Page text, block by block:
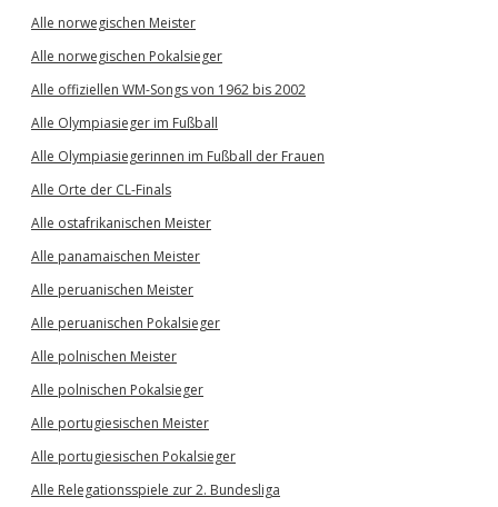
Alle norwegischen Meister
Alle norwegischen Pokalsieger
Alle offiziellen WM-Songs von 1962 bis 2002
Alle Olympiasieger im Fußball
Alle Olympiasiegerinnen im Fußball der Frauen
Alle Orte der CL-Finals
Alle ostafrikanischen Meister
Alle panamaischen Meister
Alle peruanischen Meister
Alle peruanischen Pokalsieger
Alle polnischen Meister
Alle polnischen Pokalsieger
Alle portugiesischen Meister
Alle portugiesischen Pokalsieger
Alle Relegationsspiele zur 2. Bundesliga